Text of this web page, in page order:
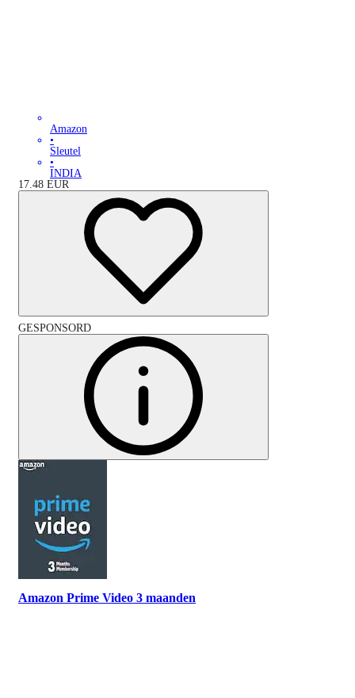
Amazon
•
Sleutel
•
INDIA
17.48 EUR
GESPONSORD
Amazon Prime Video 3 maanden